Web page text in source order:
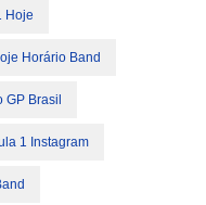
Hoje
Horário Band
GP Brasil
1 Instagram